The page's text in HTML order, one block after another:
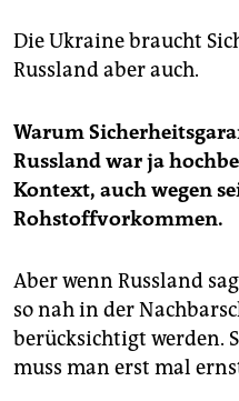
Die Ukraine braucht
Russland aber auch.
Warum
Russland war ja
Kontext, auch wegen
Rohstoffvorkommen.
Aber wenn Russland
so nah in der
berücksichtigt werden.
muss man erst mal